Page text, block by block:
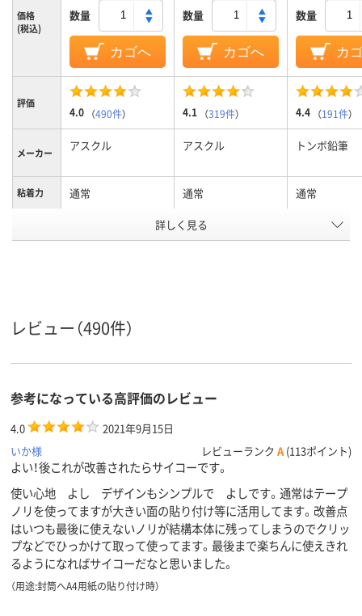
価格
(税込)
数量
カゴへ
数量
カゴへ
数量
カ
評価
4.0 （490件） 4.1 （319件） 4.4 （191件）
メーカー アスクル アスクル トンボ鉛筆
粘着力 通常 通常 通常
スティック スティック
詳しく見る
レビュー（490件）
参考になっている高評価のレビュー
4.0
2021年9月15日
いか様
レビューランク A (113ポイント)
よい！後これが改善されたらサイコーです。
使い心地 よし デザインもシンプルで よしです。通常はテープ
ノリを使ってますが大きい面の貼り付け等に活用してます。改善点
はいつも最後に使えないノリが結構本体に残ってしまうのでクリッ
プなどでひっかけて取って使ってます。最後まで楽ちんに使えきれ
るようになればサイコーだなと思いました。
（用途:封筒へA4用紙の貼り付け時）